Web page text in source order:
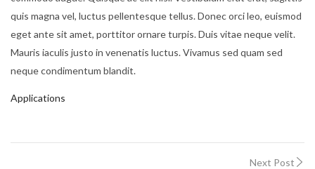
quis magna vel, luctus pellentesque tellus. Donec orci leo, euismod
eget ante sit amet, porttitor ornare turpis. Duis vitae neque velit.
Mauris iaculis justo in venenatis luctus. Vivamus sed quam sed
neque condimentum blandit.
Applications
Next Post